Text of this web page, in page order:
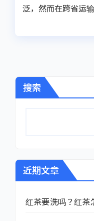
泛，然而在跨省运
搜索
近期文章
红茶要洗吗？红茶